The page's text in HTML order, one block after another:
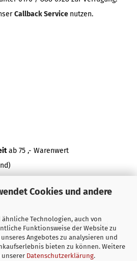
Cookies und andere
Technologien, auch von
Funktionsweise der Website zu
Angebotes zu analysieren und
bieten zu können. Weitere
Datenschutzerklärung.
Callback Service nutzen.
ab 75 ,- Warenwert
Warenwert versandkostenfrei.